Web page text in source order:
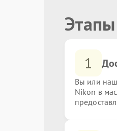
1
Вы или наш
Nikon в